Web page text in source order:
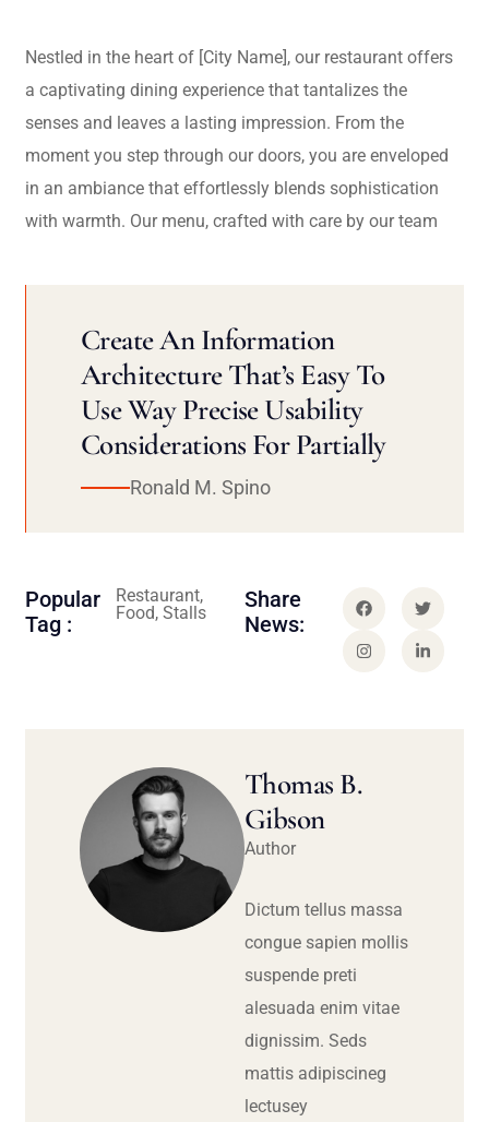
Nestled in the heart of [City Name], our restaurant offers
a captivating dining experience that tantalizes the
senses and leaves a lasting impression. From the
moment you step through our doors, you are enveloped
in an ambiance that effortlessly blends sophistication
with warmth. Our menu, crafted with care by our team
Create An Information
Architecture That’s Easy To
Use Way Precise Usability
Considerations For Partially
Ronald M. Spino
Popular
Tag :
Restaurant,
Food, Stalls
Share
News:
Thomas B.
Gibson
Author
Dictum tellus massa
congue sapien mollis
suspende preti
alesuada enim vitae
dignissim. Seds
mattis adipiscineg
lectusey